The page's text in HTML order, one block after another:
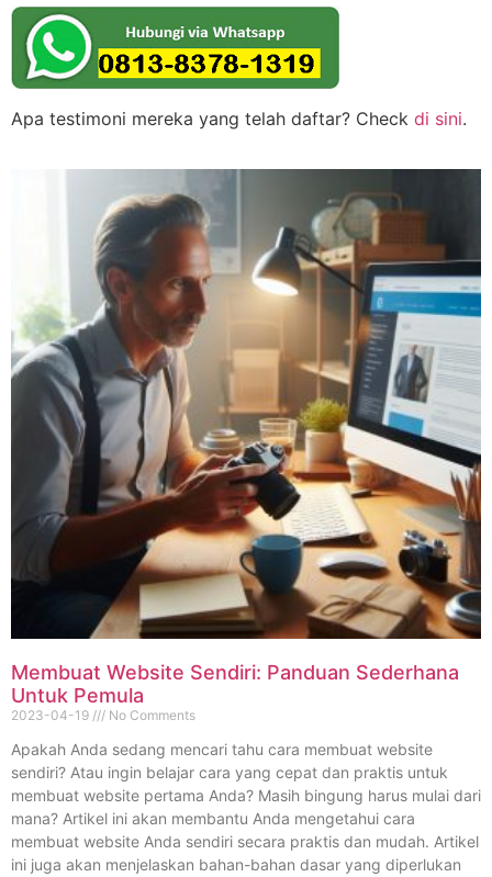
Apa testimoni mereka yang telah daftar? Check di sini.
Membuat Website Sendiri: Panduan Sederhana
Untuk Pemula
2023-04-19 No Comments
Apakah Anda sedang mencari tahu cara membuat website
sendiri? Atau ingin belajar cara yang cepat dan praktis untuk
membuat website pertama Anda? Masih bingung harus mulai dari
mana? Artikel ini akan membantu Anda mengetahui cara
membuat website Anda sendiri secara praktis dan mudah. Artikel
ini juga akan menjelaskan bahan-bahan dasar yang diperlukan